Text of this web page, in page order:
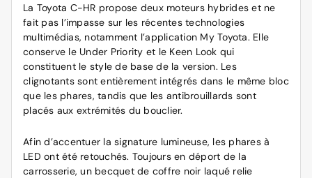
La Toyota C-HR propose deux moteurs hybrides et ne
fait pas l’impasse sur les récentes technologies
multimédias, notamment l’application My Toyota. Elle
conserve le Under Priority et le Keen Look qui
constituent le style de base de la version. Les
clignotants sont entièrement intégrés dans le même bloc
que les phares, tandis que les antibrouillards sont
placés aux extrémités du bouclier.
Afin d’accentuer la signature lumineuse, les phares à
LED ont été retouchés. Toujours en déport de la
carrosserie, un becquet de coffre noir laqué relie